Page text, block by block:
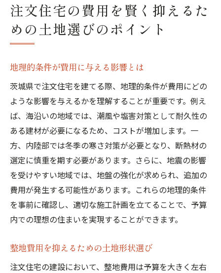
周辺環境と将来の資産価値を見極める
茨城県での注文住宅資材選定でコストを削減す
る方法
地元資材を選ぶメリットとデメリット
再生可能な資材でエコノミーな選択
建築スタイルに応じた資材の選定
メーカーや流通方法で価格が変わる
コストパフォーマンスの高い資材とは
長期的なメンテナンス費用を考慮する
専門家のアドバイスを活用して注文住宅の予算
を管理
建築士とのコミュニケーションで無駄を省
く
施工業者との契約で注意すべきポイント
見積もりの精査で予算オーバーを防止
注文住宅の費用を賢く抑えるた
めの土地選びのポイント
地理的条件が費用に与える影響とは
茨城県で注文住宅を建てる際、地理的条件が費用にどの
ような影響を与えるかを理解することが重要です。例え
ば、海沿いの地域では、潮風や塩害対策として耐久性の
ある建材が必要になるため、コストが増加します。一
方、内陸部では冬季の寒さ対策が必要となり、断熱材の
選定に慎重を期す必要があります。さらに、地震の影響
を受けやすい地域では、地盤の強化が求められ、追加の
費用が発生する可能性があります。これらの地理的条件
を事前に確認し、適切な施工計画を立てることで、予算
内での理想の住まいを実現することができます。
整地費用を抑えるための土地形状選び
注文住宅の建設において、整地費用は予算を大きく左右